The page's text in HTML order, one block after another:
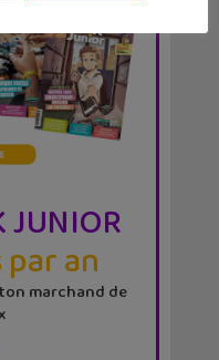
JUNIOR
par an
marchand de